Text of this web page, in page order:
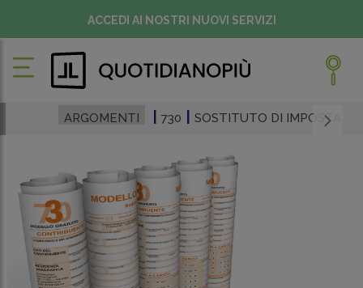
ACCEDI AI NOSTRI NUOVI SERVIZI
ARGOMENTI 730 SOSTITUTO DI IMPOSTA